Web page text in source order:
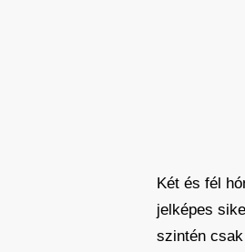
Két és fél
jelképes
szintén